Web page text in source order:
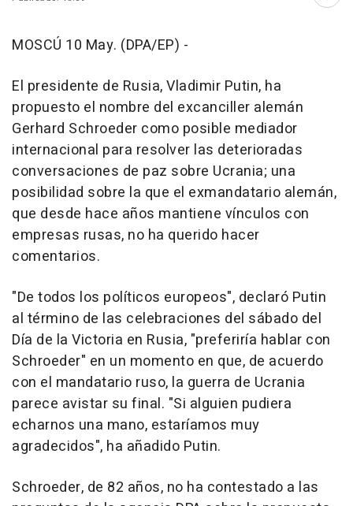
MOSCÚ 10 May. (DPA/EP) -
El presidente de Rusia, Vladimir Putin, ha
propuesto el nombre del excanciller alemán
Gerhard Schroeder como posible mediador
internacional para resolver las deterioradas
conversaciones de paz sobre Ucrania; una
posibilidad sobre la que el exmandatario alemán,
que desde hace años mantiene vínculos con
empresas rusas, no ha querido hacer
comentarios.
"De todos los políticos europeos", declaró Putin
al término de las celebraciones del sábado del
Día de la Victoria en Rusia, "preferiría hablar con
Schroeder" en un momento en que, de acuerdo
con el mandatario ruso, la guerra de Ucrania
parece avistar su final. "Si alguien pudiera
echarnos una mano, estaríamos muy
agradecidos", ha añadido Putin.
Schroeder, de 82 años, no ha contestado a las